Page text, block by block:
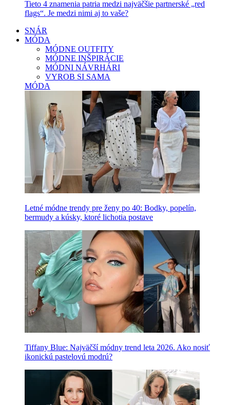
Tieto 4 znamenia patria medzi najväčšie partnerské „red
flags“. Je medzi nimi aj to vaše?
SNÁR
MÓDA
MÓDNE OUTFITY
MÓDNE INŠPIRÁCIE
MÓDNI NÁVRHÁRI
VYROB SI SAMA
MÓDA
Letné módne trendy pre ženy po 40: Bodky, popelín,
bermudy a kúsky, ktoré lichotia postave
Tiffany Blue: Najväčší módny trend leta 2026. Ako nosiť
ikonickú pastelovú modrú?